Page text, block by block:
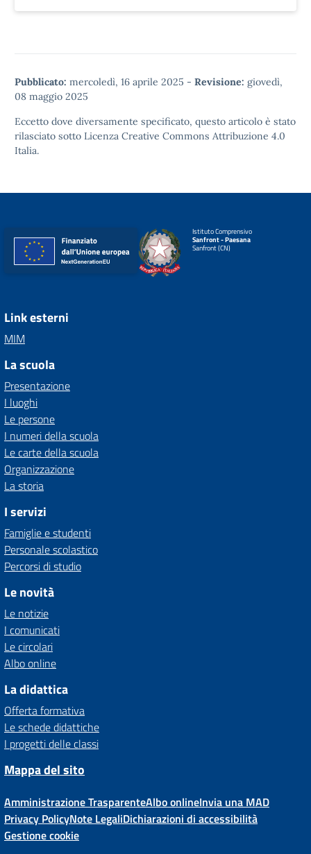
Pubblicato: mercoledì, 16 aprile 2025 - Revisione: giovedì,
08 maggio 2025
Eccetto dove diversamente specificato, questo articolo è stato
rilasciato sotto Licenza Creative Commons Attribuzione 4.0
Italia.
Istituto Comprensivo
Sanfront - Paesana
Sanfront (CN)
Link esterni
MIM
La scuola
Presentazione
I luoghi
Le persone
I numeri della scuola
Le carte della scuola
Organizzazione
La storia
I servizi
Famiglie e studenti
Personale scolastico
Percorsi di studio
Le novità
Le notizie
I comunicati
Le circolari
Albo online
La didattica
Offerta formativa
Le schede didattiche
I progetti delle classi
Mappa del sito
Amministrazione TrasparenteAlbo onlineInvia una MAD
Privacy PolicyNote LegaliDichiarazioni di accessibilità
Gestione cookie